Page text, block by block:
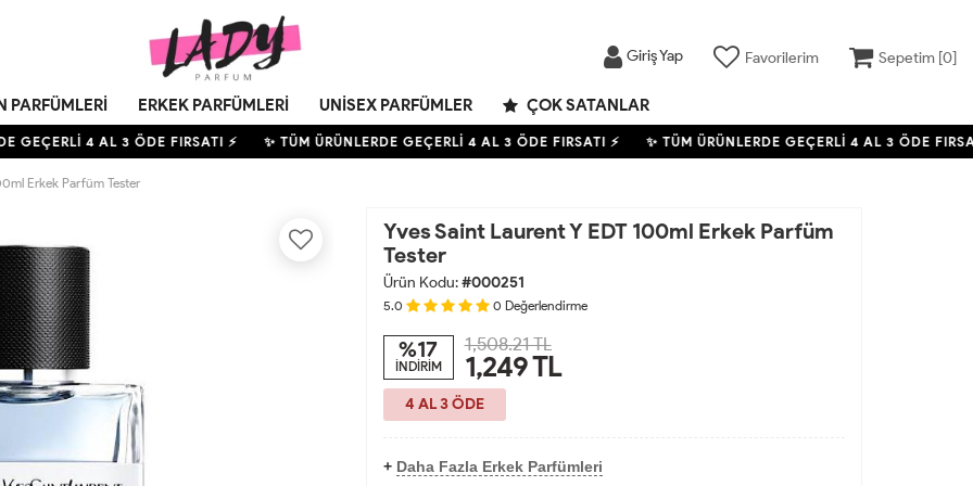
Giriş Yap Favorilerim Sepetim [0]
PARFÜMLERI ERKEK PARFÜMLERI UNISEX PARFÜMLER ÇOK SATANLAR
GEÇERLİ4 AL 3 ÖDE FIRSATI ⚡ ✨ TÜM ÜRÜNLERDE GEÇERLİ4 AL 3 ÖDE FIRSATI ⚡ ✨ TÜM ÜRÜNLERDE GEÇERLİ4 AL 3 ÖDE FIRSATI
Erkek Parfüm Tester
Yves Saint Laurent Y EDT 100ml Erkek Parfüm
Tester
Ürün Kodu:#000251
5.0 0 Değerlendirme
%17
İNDİRİM
1,508.21 TL
1,249TL
4 AL 3 ÖDE
+ Daha Fazla Erkek Parfümleri